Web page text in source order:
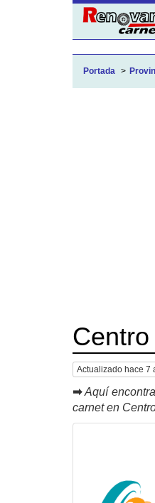
Portada
Actualizado hace 7
➡ Aquí
carnet en